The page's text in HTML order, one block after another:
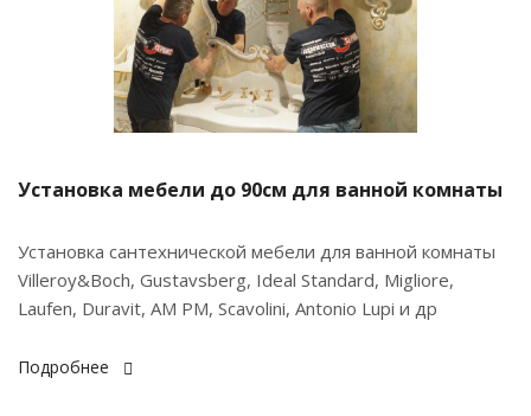
Установка мебели до 90см для ванной комнаты
Установка сантехнической мебели для ванной комнаты
Villeroy&Boch, Gustavsberg, Ideal Standard, Migliore,
Laufen, Duravit, AM PM, Scavolini, Antonio Lupi и др
Подробнее